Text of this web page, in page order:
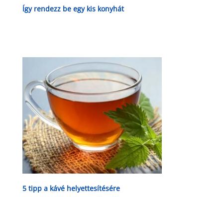
Így rendezz be egy kis konyhát
5 tipp a kávé helyettesítésére